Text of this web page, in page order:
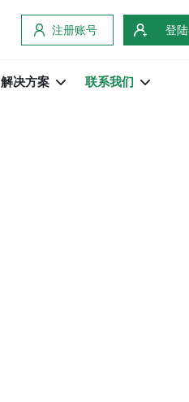
注册账号 登陆
解决方案 联系我们